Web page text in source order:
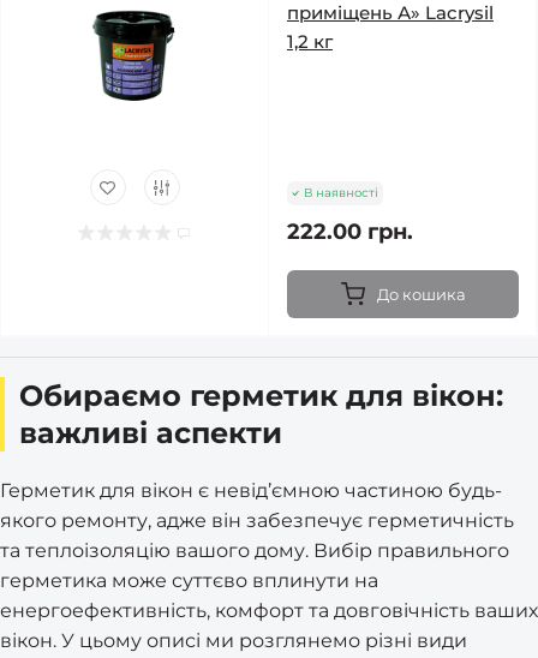
приміщень А» Lacrysil
1,2 кг
В наявності
222.00 грн.
До кошика
Обираємо герметик для вікон:
важливі аспекти
Герметик для вікон є невід’ємною частиною будь-
якого ремонту, адже він забезпечує герметичність
та теплоізоляцію вашого дому. Вибір правильного
герметика може суттєво вплинути на
енергоефективність, комфорт та довговічність ваших
вікон. У цьому описі ми розглянемо різні види